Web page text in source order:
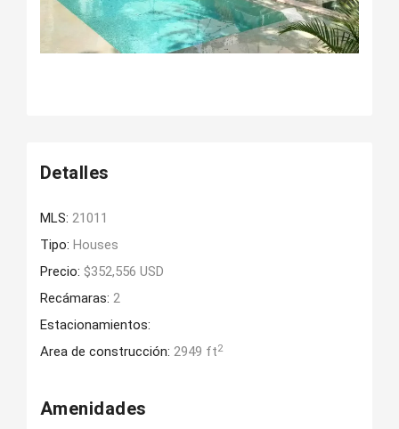
Detalles
MLS: 21011
Tipo: Houses
Precio: $352,556 USD
Recámaras: 2
Estacionamientos:
Area de construcción: 2949 ft2
Amenidades